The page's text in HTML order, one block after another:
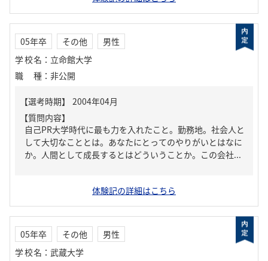
05年卒 その他
男性
学校名 ： 立命館大学
職種 ： 非公開
【質問内容】
自己PR大学時代に最も力を入れたこと。勤務地。社会人と
して大切なこととは。あなたにとってのやりがいとはなに
か。人間として成長するとはどういうことか。この会社...
体験記の詳細はこちら
05年卒 その他
男性
学校名 ： 武蔵大学